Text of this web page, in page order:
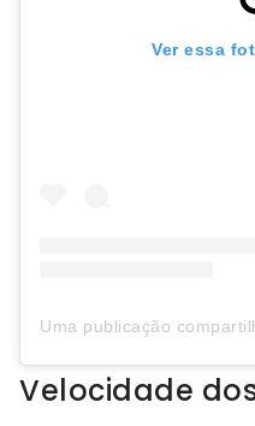
Ver essa
Velocidade